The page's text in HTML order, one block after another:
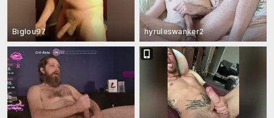
Biglou97 hyruleswanker2